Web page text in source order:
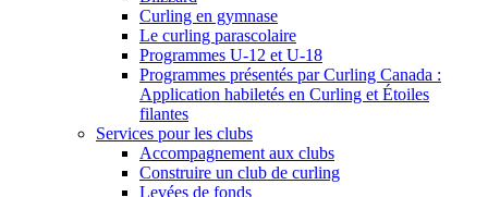
Curling en gymnase
Le curling parascolaire
Programmes U-12 et U-18
Programmes présentés par Curling Canada :
Application habiletés en Curling et Étoiles
filantes
Services pour les clubs
Accompagnement aux clubs
Construire un club de curling
Levées de fonds